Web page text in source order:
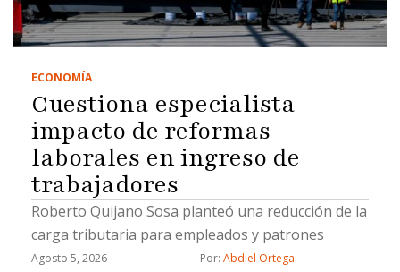
ECONOMÍA
Cuestiona especialista
impacto de reformas
laborales en ingreso de
trabajadores
Roberto Quijano Sosa planteó una reducción de la
carga tributaria para empleados y patrones
Agosto 5, 2026 Por: Abdiel Ortega